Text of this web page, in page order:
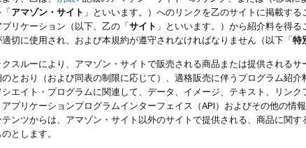
アマゾン・サイト 」といいます。）へのリンクを乙のサイトに掲載す
リケーション（以下、乙の「サイト 」といいます。）から紹介料を得
切に使用され、および本規約が遵守されなければなりません（以下「特
スルーにより、アマゾン・サイトで販売される商品または提供されるサ
とおり（および同表の制限に応じて）、適格販売に伴うプログラム紹
エイト・プログラムに関連して、データ、イメージ、テキスト、リン
プリケーションプログラムインターフェイス（API）およびその他の情
ンツからは、アマゾン・サイト以外のサイトで提供される、商品に関
とします。